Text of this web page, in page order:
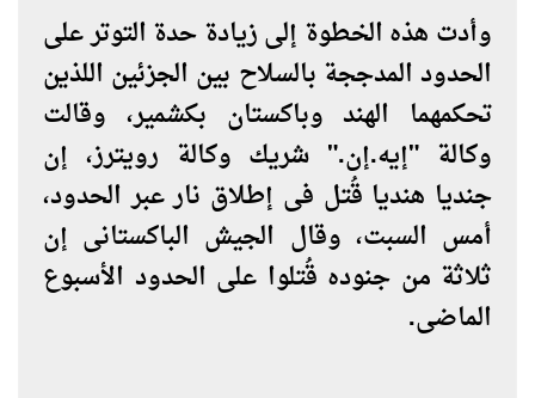
وأدت هذه الخطوة إلى زيادة حدة التوتر على
الحدود المدججة بالسلاح بين الجزئين اللذين
تحكمهما الهند وباكستان بكشمير، وقالت
وكالة "إيه.إن." شريك وكالة رويترز، إن
جنديا هنديا قُتل فى إطلاق نار عبر الحدود،
أمس السبت، وقال الجيش الباكستانى إن
ثلاثة من جنوده قُتلوا على الحدود الأسبوع
الماضى.